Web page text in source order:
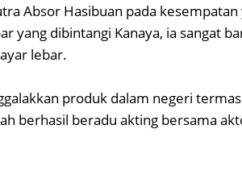
Absor Hasibuan pada kesempatan
yang dibintangi Kanaya, ia sangat
lebar.
produk dalam negeri
berhasil beradu akting bersama